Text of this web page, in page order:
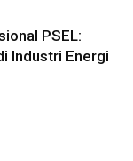
PSEL:
Industri Energi